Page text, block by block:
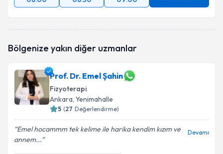
Bölgenize yakın diğer uzmanlar
Prof. Dr. Emel Şahin
Fizyoterapi
Ankara, Yenimahalle
5 (27 Değerlendirme)
Emel hocammm tek kelime ile harika kendim kızım ve
annem...
Devamı